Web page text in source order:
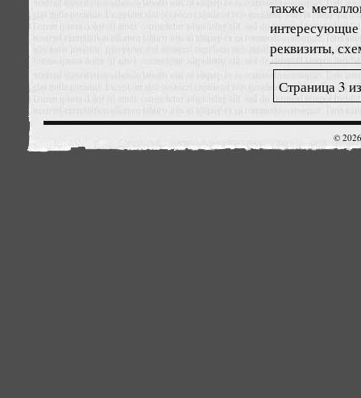
также
реквизиты,
Страница 3
©